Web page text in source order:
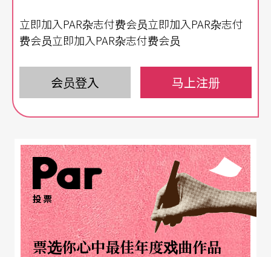
叶博圣《弦移》 令人联想到薛西弗斯
诚品信义六楼展演厅的中央搭起方形的平台，纯粹
乾净，三面环围观众席。《弦移》叶博圣从入口幽
著巨大的桌像另一个舞台，至尽头，灯色变化；空
间中，回响著琴弦反复擦摩，自低沉到尖锐的高
音，身体于桌面平台之上随音声动作。叶博圣说：
「将我灵魂里的丝弦拉出来。」（节目单）《弦
移》如题，一则借由身体与弦声的共振铺展动作的
立即加入PAR杂志付费会员立即加入PAR杂志付
费会员立即加入PAR杂志付费会员
会员登入 马上注册
投票
票选你心中最佳年度戏曲作品